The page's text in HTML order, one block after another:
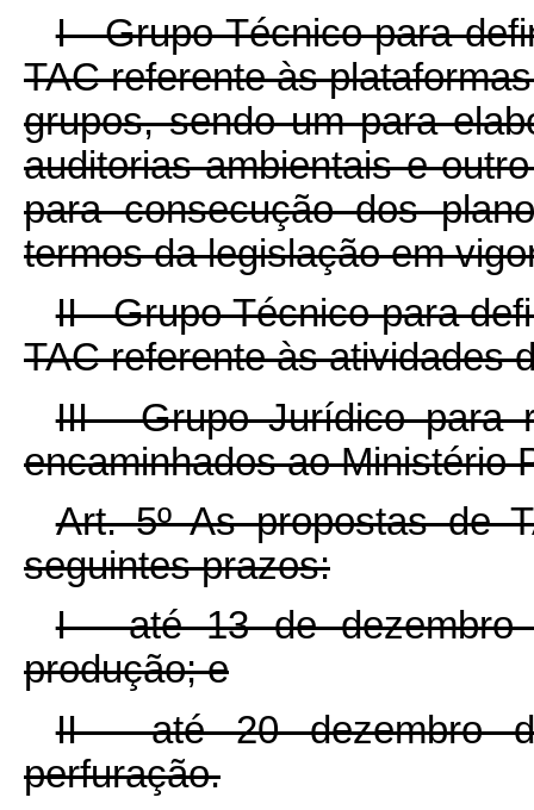
I - Grupo Técnico para
TAC referente às
grupos, sendo um para
auditorias ambientais e
para consecução dos
termos da legislação em
II - Grupo Técnico para
TAC referente às atividades
III - Grupo Jurídico para
encaminhados ao Ministério
Art. 5º As propostas de
seguintes prazos:
I - até 13 de dezembro
produção; e
II - até 20 dezembro
perfuração.